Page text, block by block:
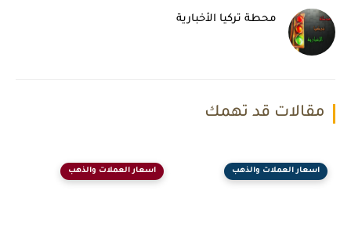
محطة تركيا الأخبارية
مقالات قد تهمك
اسعار العملات والذهب اسعار العملات والذهب